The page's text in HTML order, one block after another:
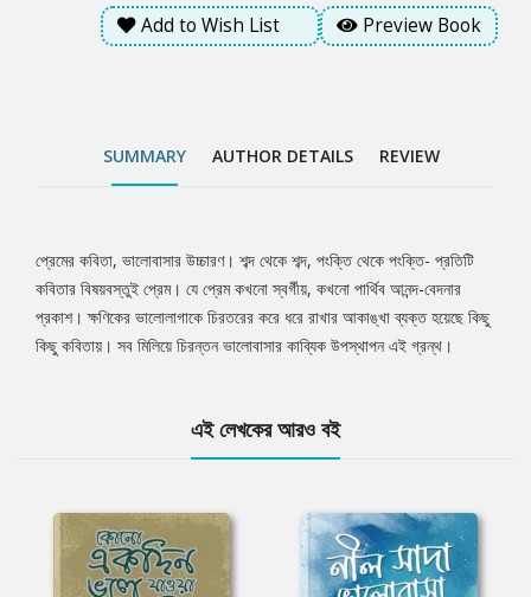
Add to Wish List Preview Book
SUMMARY AUTHOR DETAILS REVIEW
Tab
Article
প্রেমের কবিতা, ভালোবাসার উচ্চারণ। শব্দ থেকে শব্দ, পংক্তি থেকে পংক্তি- প্রতিটি
কবিতার বিষয়বস্তুই প্রেম। যে প্রেম কখনো স্বর্গীয়, কখনো পার্থিব আনন্দ-বেদনার
প্রকাশ। ক্ষণিকের ভালোলাগাকে চিরতরের করে ধরে রাখার আকাঙ্খা ব্যক্ত হয়েছে কিছু
কিছু কবিতায়। সব মিলিয়ে চিরন্তন ভালোবাসার কাব্যিক উপস্থাপন এই গ্রন্থ।
এই লেখকের আরও বই